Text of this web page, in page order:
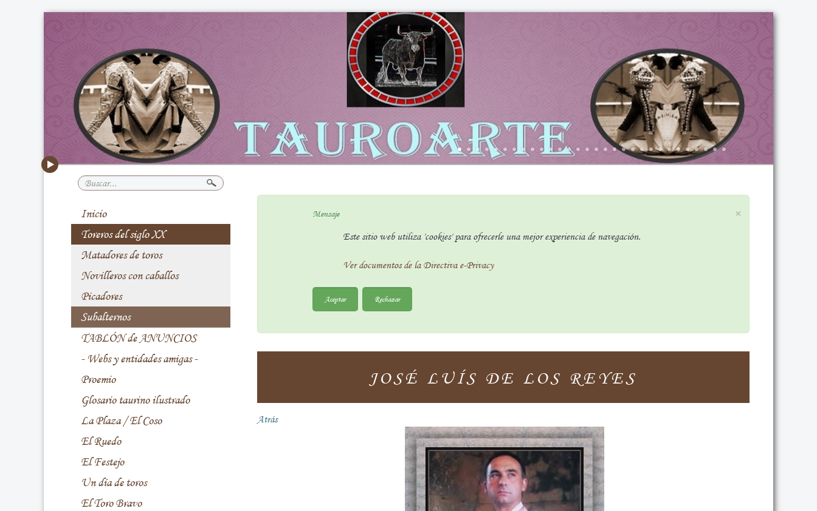
Buscar...
Inicio
Toreros del siglo XX
Matadores de toros
Novilleros con caballos
Picadores
Subalternos
TABLÓN de ANUNCIOS
- Webs y entidades amigas -
Proemio
Glosario taurino ilustrado
La Plaza / El Coso
El Ruedo
El Festejo
Un día de toros
El Toro Bravo
×
Mensaje
Este sitio web utiliza 'cookies' para ofrecerle una mejor experiencia de navegación.
Ver documentos de la Directiva e-Privacy
Aceptar Rechazar
JOSÉ LUÍS DE LOS REYES
Atrás